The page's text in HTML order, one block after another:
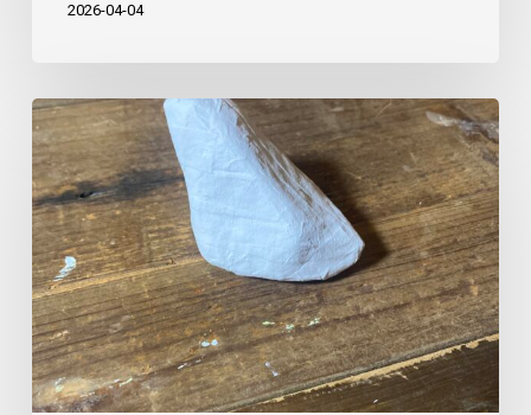
2026-04-04
や
つ
に
ま
る
の
張
り
子